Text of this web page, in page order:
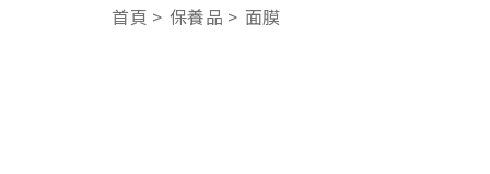
首頁 保養品 面膜